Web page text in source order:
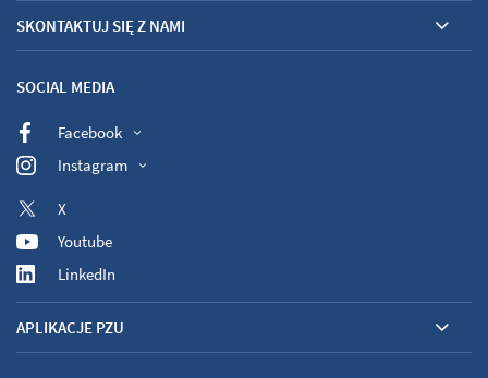
SKONTAKTUJ SIĘ Z NAMI
SOCIAL MEDIA
Facebook
Instagram
X
Youtube
LinkedIn
APLIKACJE PZU